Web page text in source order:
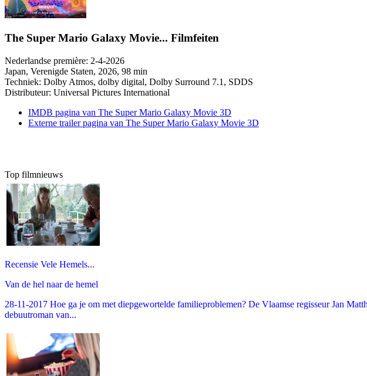
The Super Mario Galaxy Movie... Filmfeiten
Nederlandse première: 2-4-2026
Japan, Verenigde Staten, 2026, 98 min
Techniek: Dolby Atmos, dolby digital, Dolby Surround 7.1, SDDS
Distributeur: Universal Pictures International
IMDB pagina van The Super Mario Galaxy Movie 3D
Externe trailer pagina van The Super Mario Galaxy Movie 3D
Top filmnieuws
Recensie Vele Hemels...
Van de hel naar de hemel
28-11-2017 Hoe ga je om met diepgewortelde familieproblemen? De Vlaamse regisseur Jan
debuutroman van...